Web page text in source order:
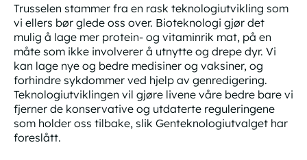
Trusselen stammer fra en rask teknologiutvikling som
vi ellers bør glede oss over. Bioteknologi gjør det
mulig å lage mer protein- og vitaminrik mat, på en
måte som ikke involverer å utnytte og drepe dyr. Vi
kan lage nye og bedre medisiner og vaksiner, og
forhindre sykdommer ved hjelp av genredigering.
Teknologiutviklingen vil gjøre livene våre bedre bare vi
fjerner de konservative og utdaterte reguleringene
som holder oss tilbake, slik Genteknologiutvalget har
foreslått.